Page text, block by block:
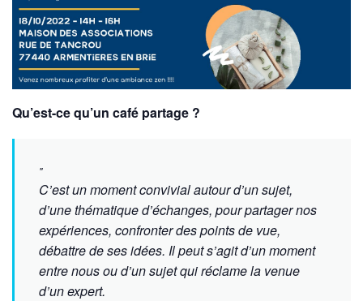
Qu’est-ce qu’un café partage ?
C’est un moment convivial autour d’un sujet,
d’une thématique d’échanges, pour partager nos
expériences, confronter des points de vue,
débattre de ses idées. Il peut s’agit d’un moment
entre nous ou d’un sujet qui réclame la venue
d’un expert.